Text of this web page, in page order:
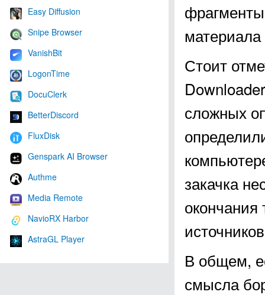
Easy Diffusion
Snipe Browser
VanishBit
LogonTime
DocuClerk
BetterDiscord
FluxDisk
Genspark AI Browser
Authme
Media Remote
NavioRX Harbor
AstraGL Player
фрагменты
материала
Стоит
сложных
закачка
окончания
В общем,
смысла